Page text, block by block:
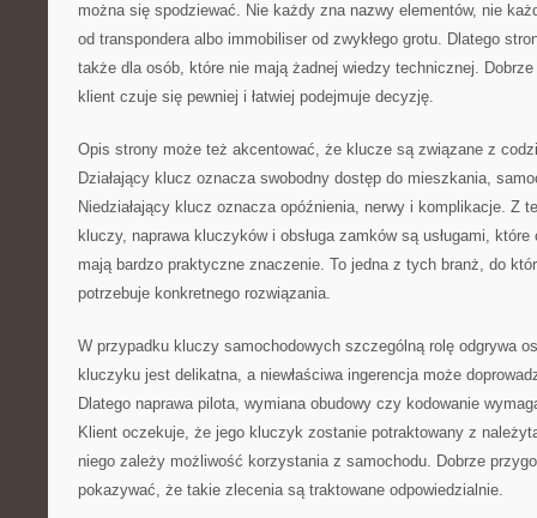
można się spodziewać. Nie każdy zna nazwy elementów, nie
od transpondera albo immobiliser od zwykłego grotu. Dlatego
także dla osób, które nie mają żadnej wiedzy technicznej. Dobrze
klient czuje się pewniej i łatwiej podejmuje decyzję.
Opis strony może też akcentować, że klucze są związane z
Działający klucz oznacza swobodny dostęp do mieszkania,
Niedziałający klucz oznacza opóźnienia, nerwy i komplikacje. Z
kluczy, naprawa kluczyków i obsługa zamków są usługami,
mają bardzo praktyczne znaczenie. To jedna z tych branż, do
potrzebuje konkretnego rozwiązania.
W przypadku kluczy samochodowych szczególną rolę odgrywa
kluczyku jest delikatna, a niewłaściwa ingerencja może
Dlatego naprawa pilota, wymiana obudowy czy kodowanie
Klient oczekuje, że jego kluczyk zostanie potraktowany z
niego zależy możliwość korzystania z samochodu. Dobrze
pokazywać, że takie zlecenia są traktowane odpowiedzialnie.